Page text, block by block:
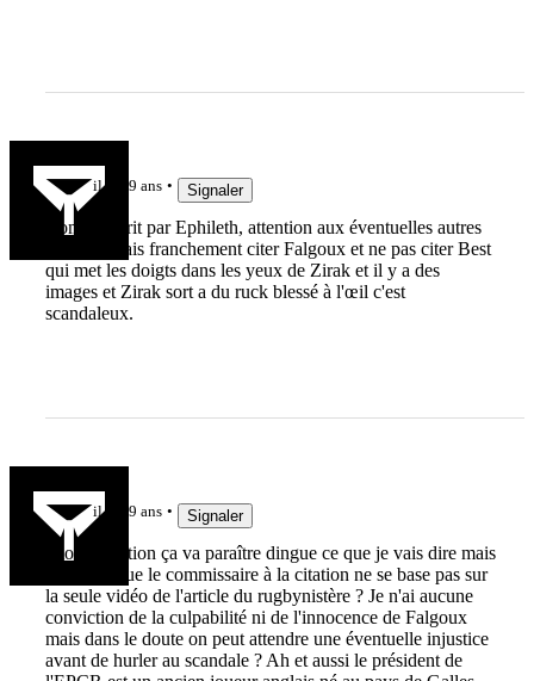
il y a 9 ans Signaler
Comme écrit par Ephileth, attention aux éventuelles autres
images. Mais franchement citer Falgoux et ne pas citer Best
qui met les doigts dans les yeux de Zirak et il y a des
images et Zirak sort a du ruck blessé à l'œil c'est
scandaleux.
il y a 9 ans Signaler
Alors attention ça va paraître dingue ce que je vais dire mais
peut-être que le commissaire à la citation ne se base pas sur
la seule vidéo de l'article du rugbynistère ? Je n'ai aucune
conviction de la culpabilité ni de l'innocence de Falgoux
mais dans le doute on peut attendre une éventuelle injustice
avant de hurler au scandale ? Ah et aussi le président de